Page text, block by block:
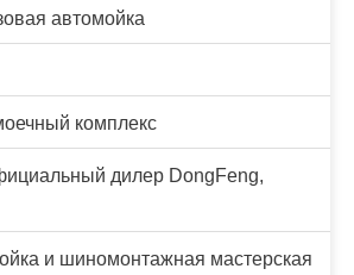
автомойка
комплекс
дилер DongFeng,
и шиномонтажная мастерская